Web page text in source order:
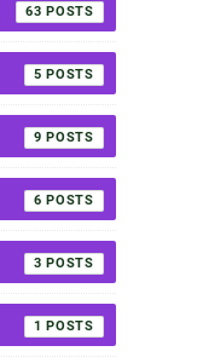
63
5
9
6
3
1